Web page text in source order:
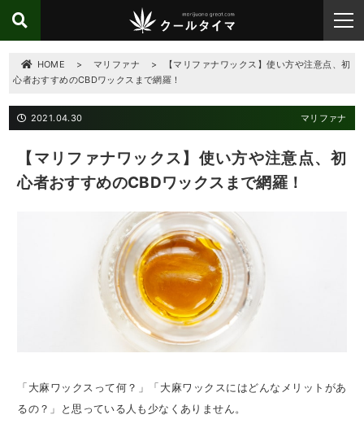
HOME > マリファナ >
【マリファナワックス】使い方や注意点、初
心者おすすめのCBDワックスまで網羅！
2021.04.30 マリファナ
【マリファナワックス】使い方や注意点、初
心者おすすめのCBDワックスまで網羅！
「大麻ワックスって何？」「大麻ワックスにはどんなメリットがあ
るの？」と思っている人も少なくありません。